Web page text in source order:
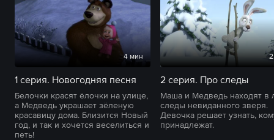
4 мин
1 серия. Новогодняя песня
Белочки красят ёлочки на улице,
а Медведь украшает зёленую
красавицу дома. Близится Новый
год, и так и хочется веселиться и
петь!
2 серия. Про следы
Маша и Медведь находят в
следы невиданного зверя.
Девочка решает узнать,
принадлежат.